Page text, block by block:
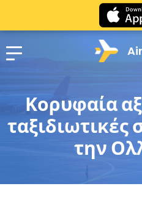
Κορυφαία
ταξιδιωτικές
την